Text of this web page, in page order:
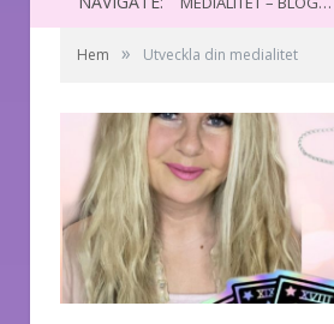
Hem » Utveckla din medialitet